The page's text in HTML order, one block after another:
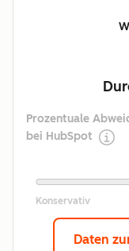
Prozentuale
bei HubSpot
Daten